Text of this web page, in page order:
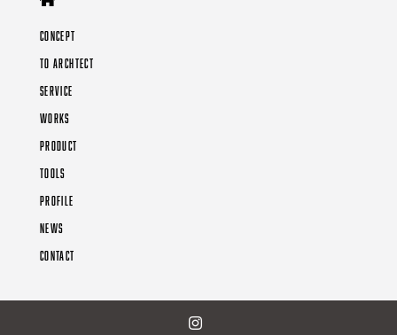
CONCEPT
TO ARCHTECT
SERVICE
WORKS
PRODUCT
TOOLS
PROFILE
NEWS
CONTACT